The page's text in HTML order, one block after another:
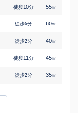
徒歩10分 55㎡
徒歩5分 60㎡
徒歩2分 40㎡
徒歩11分 45㎡
徒歩2分 35㎡